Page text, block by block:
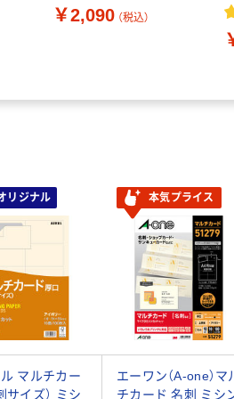
F1310 1袋 (100枚入)
￥2,090 （税込）
リジナル 本気プライス
マルチカー
サイズ） ミシ
エーワン（A-one）マ
チカード 名刺 ミシ